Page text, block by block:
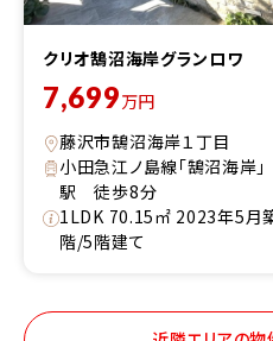
クリオ鵠沼海岸グランロワ
7,699万円
藤沢市鵠沼海岸１丁目
小田急江ノ島線「鵠沼海岸」
駅 徒歩8分
1LDK 70.15㎡ 2023年5月
階/5階建て